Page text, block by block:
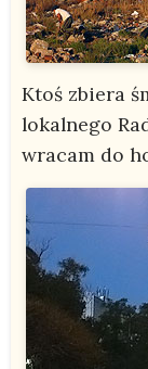
Ktoś zbiera
lokalnego
wracam do